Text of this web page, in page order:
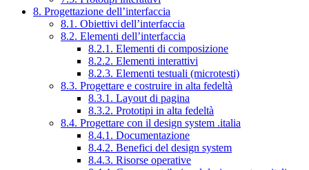
8. Progettazione dell’interfaccia
8.1. Obiettivi dell’interfaccia
8.2. Elementi dell’interfaccia
8.2.1. Elementi di composizione
8.2.2. Elementi interattivi
8.2.3. Elementi testuali (microtesti)
8.3. Progettare e costruire in alta fedeltà
8.3.1. Layout di pagina
8.3.2. Prototipi in alta fedeltà
8.4. Progettare con il design system .italia
8.4.1. Documentazione
8.4.2. Benefici del design system
8.4.3. Risorse operative